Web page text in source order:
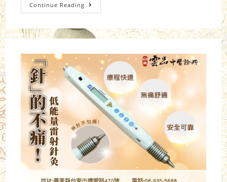
Continue Reading